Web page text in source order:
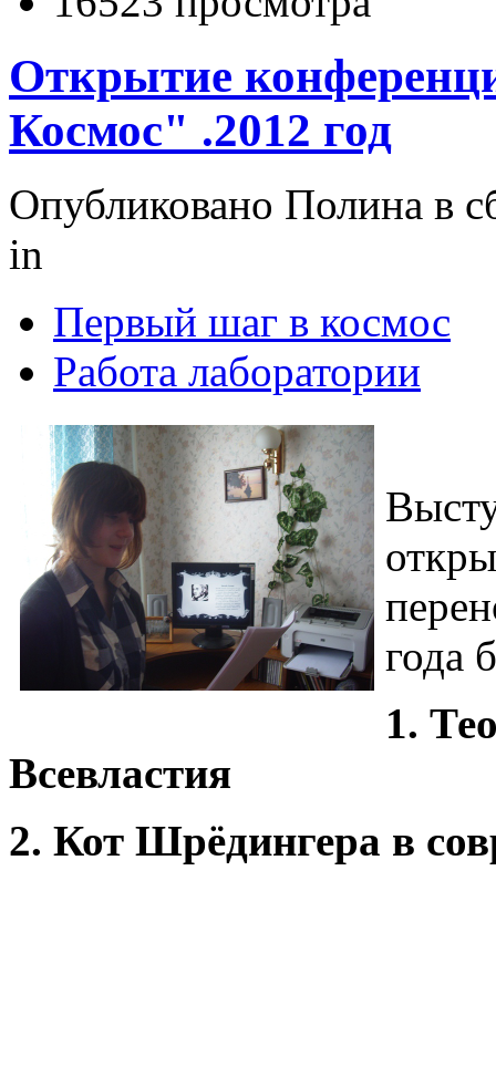
Открытие
Космос" .2012 год
Опубликовано Полина в
in
Первый шаг в космос
Работа лаборатории
года
1.
Всевластия
2. Кот Шрёдингера в